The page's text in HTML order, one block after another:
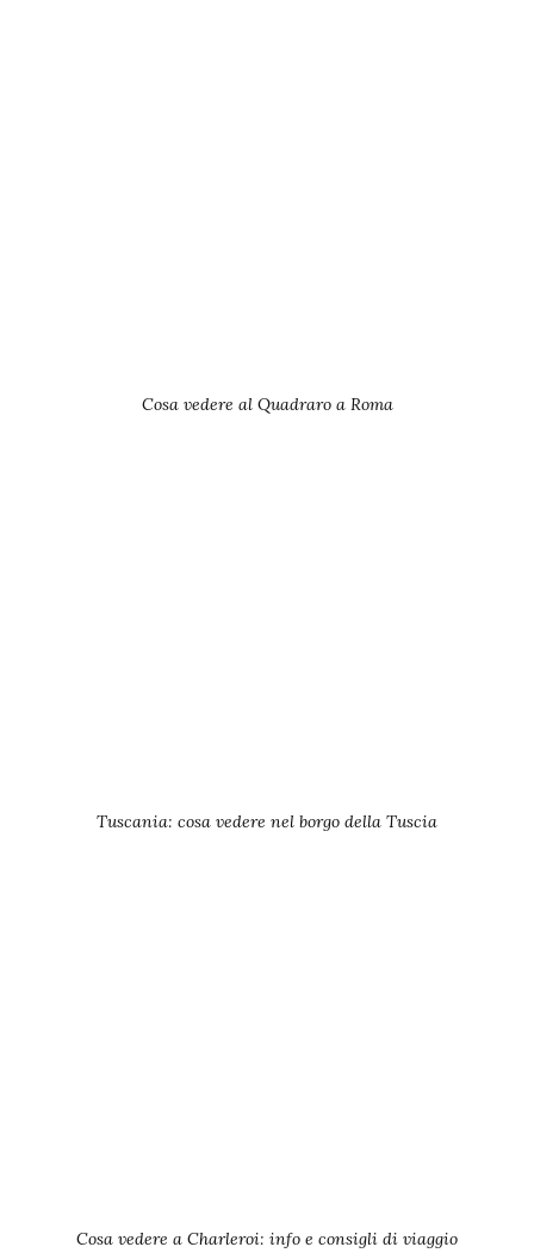
Cosa vedere al Quadraro a Roma
Tuscania: cosa vedere nel borgo della Tuscia
Cosa vedere a Charleroi: info e consigli di viaggio